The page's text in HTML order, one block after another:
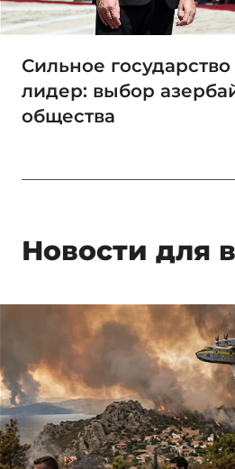
Сильное
лидер: выбор
общества
Новости для